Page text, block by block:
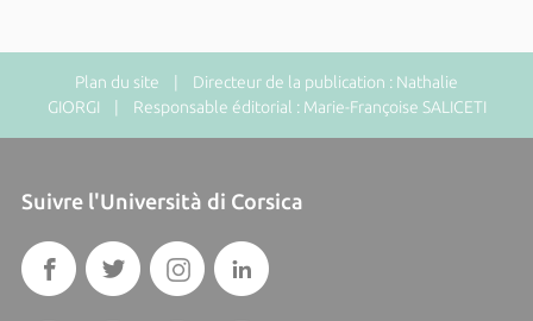
Plan du site | Directeur de la publication : Nathalie
GIORGI | Responsable éditorial : Marie-Françoise SALICETI
Suivre l'Università di Corsica